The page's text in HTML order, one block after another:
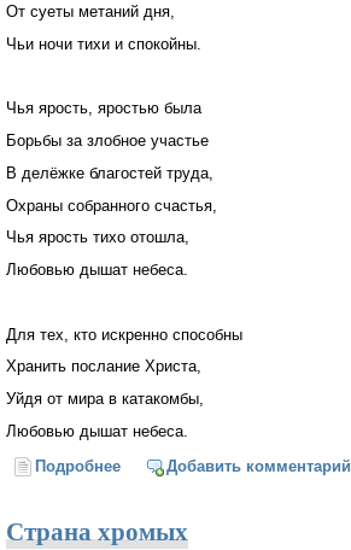
От суеты метаний дня,
Чьи ночи тихи и спокойны.
Чья ярость, яростью была
Борьбы за злобное участье
В делёжке благостей труда,
Охраны собранного счастья,
Чья ярость тихо отошла,
Любовью дышат небеса.
Для тех, кто искренно способны
Хранить послание Христа,
Уйдя от мира в катакомбы,
Любовью дышат небеса.
Подробнее о Любовью дышат небеса
Добавить комментарий
Страна хромых